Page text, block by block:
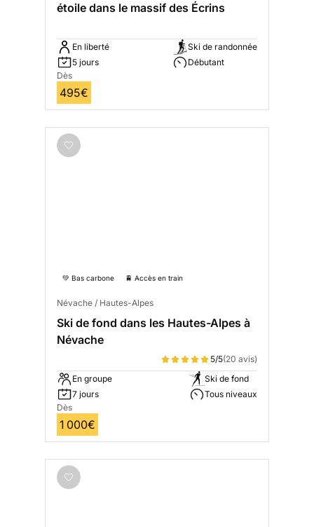
étoile dans le massif des Écrins
En liberté
5 jours
Ski de randonnée
Débutant
Dès
495€
💚 Bas carbone 🚆 Accès en train
Névache / Hautes-Alpes
Ski de fond dans les Hautes-Alpes à
Névache
5/5(20 avis)
En groupe
7 jours
Ski de fond
Tous niveaux
Dès
1 000€